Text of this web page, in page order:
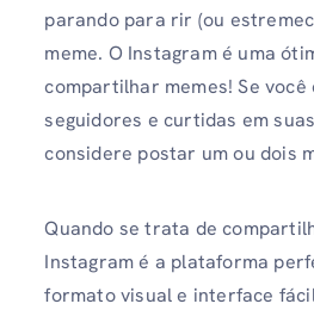
parando para rir (ou
meme. O Instagram é uma
compartilhar memes! Se
seguidores e curtidas em
considere postar um ou dois
Quando se trata de
Instagram é a plataforma
formato visual e interface